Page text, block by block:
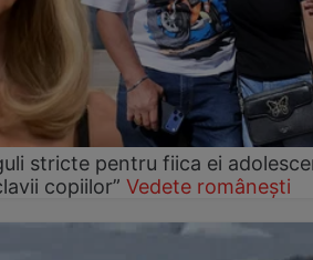
stricte pentru fiica ei
copiilor” Vedete românești